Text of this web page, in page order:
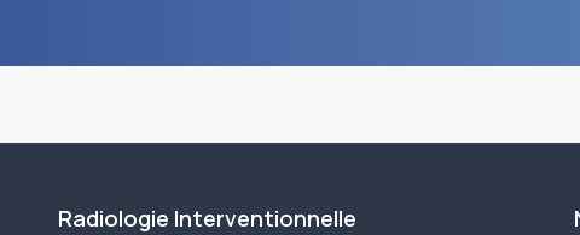
Radiologie Interventionnelle